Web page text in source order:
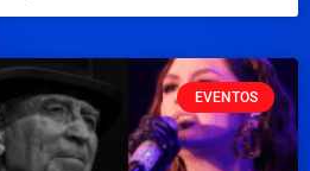
EVENTOS